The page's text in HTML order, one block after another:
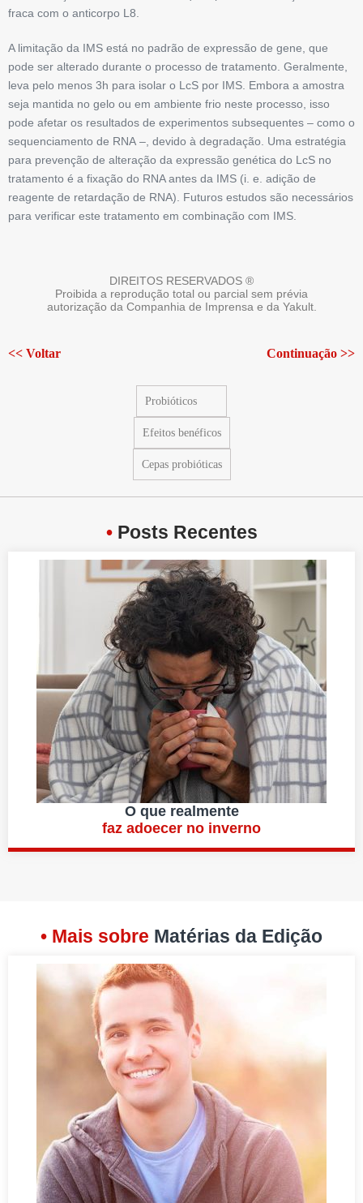
fraca com o anticorpo L8.
A limitação da IMS está no padrão de expressão de gene, que
pode ser alterado durante o processo de tratamento. Geralmente,
leva pelo menos 3h para isolar o LcS por IMS. Embora a amostra
seja mantida no gelo ou em ambiente frio neste processo, isso
pode afetar os resultados de experimentos subsequentes – como o
sequenciamento de RNA –, devido à degradação. Uma estratégia
para prevenção de alteração da expressão genética do LcS no
tratamento é a fixação do RNA antes da IMS (i. e. adição de
reagente de retardação de RNA). Futuros estudos são necessários
para verificar este tratamento em combinação com IMS.
DIREITOS RESERVADOS ®
Proibida a reprodução total ou parcial sem prévia
autorização da Companhia de Imprensa e da Yakult.
<< Voltar Continuação >>
Probióticos
Efeitos benéficos
Cepas probióticas
•Posts Recentes
O que realmente
faz adoecer no inverno
• Mais sobre Matérias da Edição